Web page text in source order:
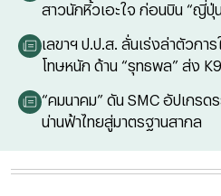
สาวนักหิ้วเอะใจ ก่อนบิน “ญี่ปุ่
เลขาฯ ป.ป.ส. ลั่นเร่งล่าตัวก
โทษหนัก ด้าน “รุทธพล” ส่ง
“คมนาคม” ดัน SMC อัปเกรด
น่านฟ้าไทยสู่มาตรฐานสากล